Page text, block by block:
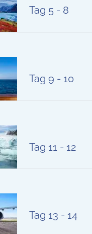
Tag 5 - 8
Tag 9 - 10
Tag 11 - 12
Tag 13 - 14